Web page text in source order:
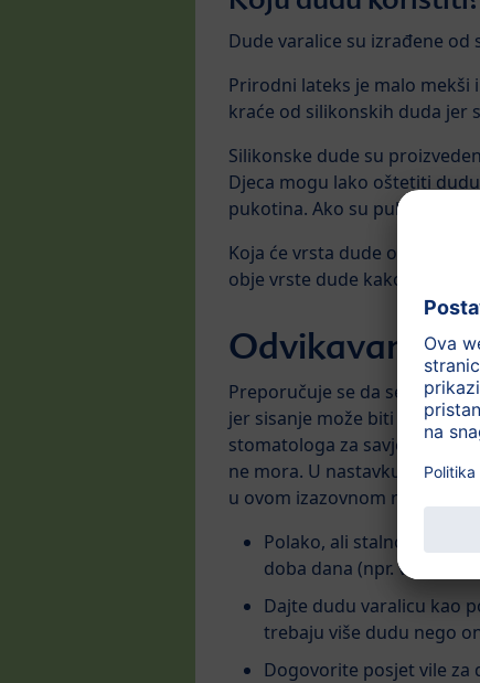
Dude varalice su izrađene
Prirodni lateks je malo mekši
kraće od silikonskih duda jer
Silikonske dude su
Djeca mogu lako oštetiti
pukotina. Ako su pukotine
Koja će vrsta dude
obje vrste dude kako bi vidjeli
Odvikavanje
Preporučuje se da se djeca
jer sisanje može biti štetno
stomatologa za savjet. Kad
ne mora. U nastavku
u ovom izazovnom razdoblju:
Polako, ali stalno
doba dana (npr. vrijeme
Dajte dudu varalicu kao
trebaju više dudu nego
Dogovorite posjet vile za